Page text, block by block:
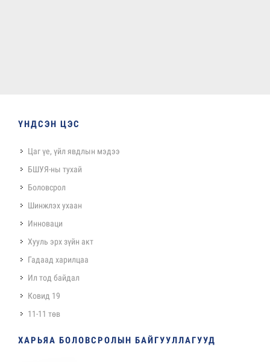
ҮНДСЭН ЦЭС
Цаг үе, үйл явдлын мэдээ
БШУЯ-ны тухай
Боловсрол
Шинжлэх ухаан
Инноваци
Хууль эрх зүйн акт
Гадаад харилцаа
Ил тод байдал
Ковид 19
11-11 төв
ХАРЬЯА БОЛОВСРОЛЫН БАЙГУУЛЛАГУУД